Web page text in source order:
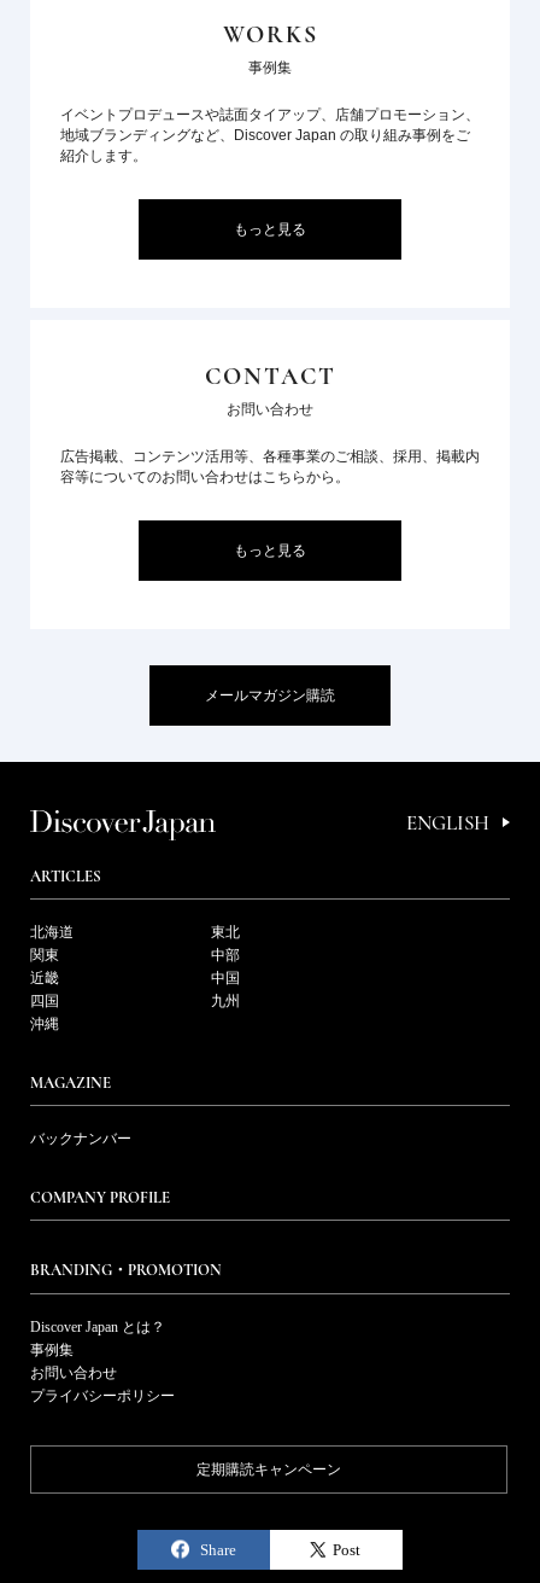
WORKS
事例集
イベントプロデュースや誌面タイアップ、店舗プロモーション、
地域ブランディングなど、Discover Japan の取り組み事例をご
紹介します。
もっと見る
CONTACT
お問い合わせ
広告掲載、コンテンツ活用等、各種事業のご相談、採用、掲載内
容等についてのお問い合わせはこちらから。
もっと見る
メールマガジン購読
ENGLISH
ARTICLES
北海道
東北
関東
中部
近畿
中国
四国
九州
沖縄
MAGAZINE
バックナンバー
COMPANY PROFILE
BRANDING・PROMOTION
Discover Japan とは？
事例集
お問い合わせ
プライバシーポリシー
定期購読キャンペーン
Share Post